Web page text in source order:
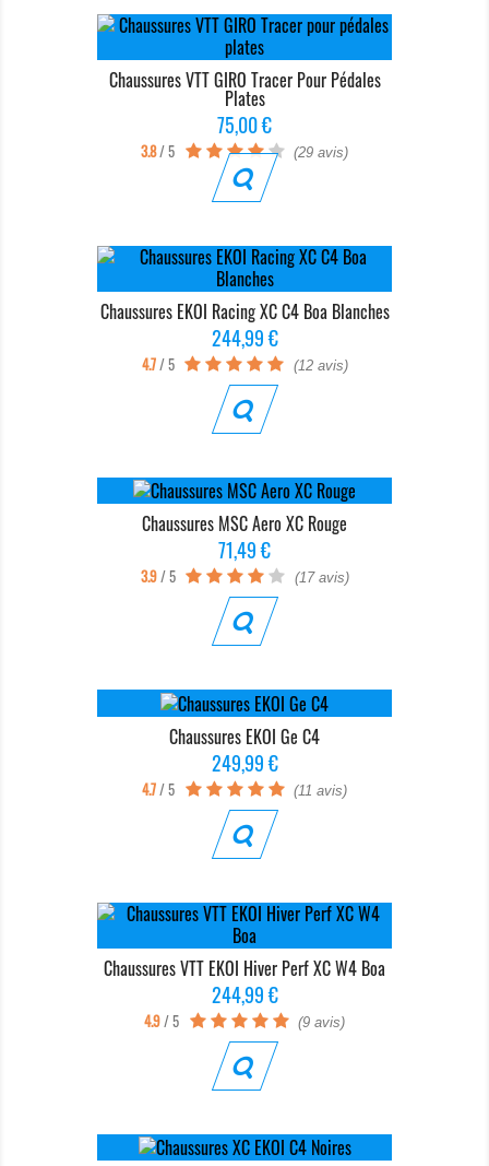
Chaussures VTT GIRO Tracer Pour Pédales
Plates
Prix
75,00 €
3.8/ 5 (29 avis)
Chaussures EKOI Racing XC C4 Boa Blanches
Prix
244,99 €
4.7/ 5 (12 avis)
Chaussures MSC Aero XC Rouge
Prix
71,49 €
3.9/ 5 (17 avis)
Chaussures EKOI Ge C4
Prix
249,99 €
4.7/ 5 (11 avis)
Chaussures VTT EKOI Hiver Perf XC W4 Boa
Prix
244,99 €
4.9/ 5 (9 avis)